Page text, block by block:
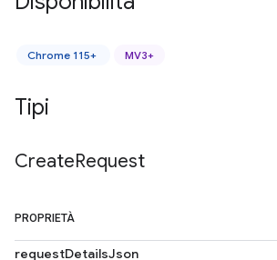
Chrome 115+ MV3+
Tipi
CreateRequest
PROPRIETÀ
requestDetailsJson